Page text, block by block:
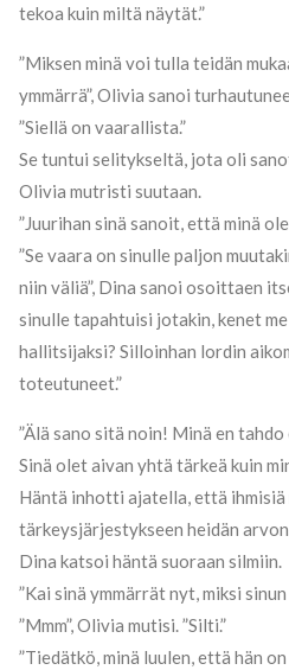
tekoa kuin miltä näytät.”
”Miksen minä voi tulla teidän
ymmärrä”, Olivia sanoi
”Siellä on vaarallista.”
Se tuntui selitykseltä, jota oli
Olivia mutristi suutaan.
”Juurihan sinä sanoit, että minä
”Se vaara on sinulle paljon
niin väliä”, Dina sanoi osoittaen
sinulle tapahtuisi jotakin, kenet
hallitsijaksi? Silloinhan lordin
toteutuneet.”
”Älä sano sitä noin! Minä en
Sinä olet aivan yhtä tärkeä kuin
Häntä inhotti ajatella, että
tärkeysjärjestykseen heidän
Dina katsoi häntä suoraan silmiin.
”Kai sinä ymmärrät nyt, miksi
”Mmm”, Olivia mutisi. ”Silti.”
”Tiedätkö, minä luulen, että hän